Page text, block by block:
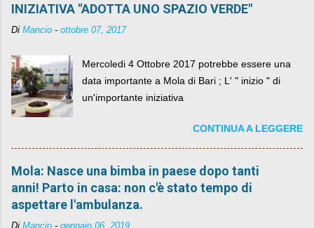
INIZIATIVA "ADOTTA UNO SPAZIO VERDE"
Di Mancio - ottobre 07, 2017
Mercoledi 4 Ottobre 2017 potrebbe essere una
data importante a Mola di Bari ; L' " inizio " di
un'importante iniziativa
CONTINUA A LEGGERE
Mola: Nasce una bimba in paese dopo tanti
anni! Parto in casa: non c'è stato tempo di
aspettare l'ambulanza.
Di Mancio - gennaio 06, 2019